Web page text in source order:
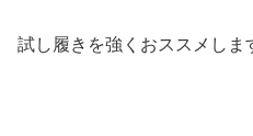
試し履きを強くおススメしま